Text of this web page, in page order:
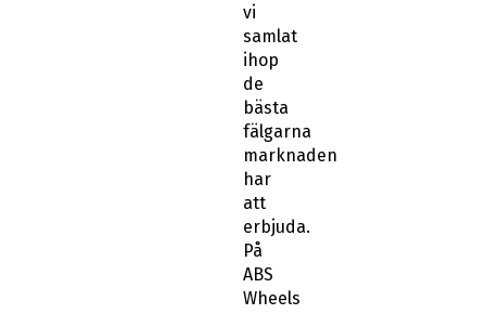
vi
samlat
ihop
de
bästa
fälgarna
marknaden
har
att
erbjuda.
På
ABS
Wheels